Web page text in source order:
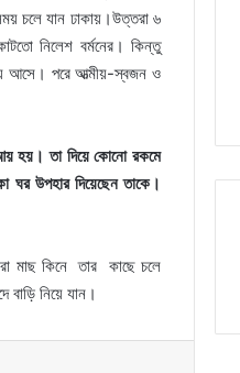
চলে যান ঢাকায়।উত্তরা ৬
নিলেশ বর্মনের। কিন্তু
আসে। পরে আত্মীয়-স্বজন ও
হয়। তা দিয়ে কোনো রকমে
ঘর উপহার দিয়েছেন তাকে।
মাছ কিনে তার কাছে চলে
বাড়ি নিয়ে যান।